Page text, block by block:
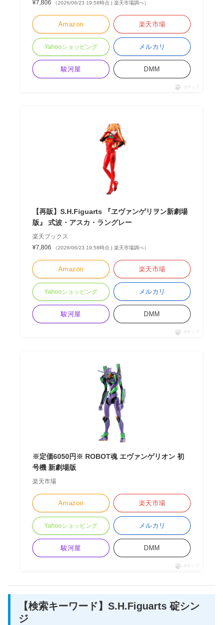
¥7,806 （2026/06/23 19:58時点 | 楽天市場調べ）
Amazon 楽天市場
Yahooショッピング メルカリ
駿河屋 DMM
ポチップ
【再販】S.H.Figuarts 『ヱヴァンゲリヲン新劇場
版』 式波・アスカ・ラングレー
楽天ブックス
¥7,806
（2026/06/23 19:58時点 | 楽天市場調べ）
Amazon 楽天市場
Yahooショッピング メルカリ
駿河屋 DMM
ポチップ
※定価6050円※ ROBOT魂 エヴァンゲリオン 初
号機 新劇場版
楽天市場
Amazon 楽天市場
Yahooショッピング メルカリ
駿河屋 DMM
ポチップ
【検索キーワード】S.H.Figuarts 碇シン
ジ